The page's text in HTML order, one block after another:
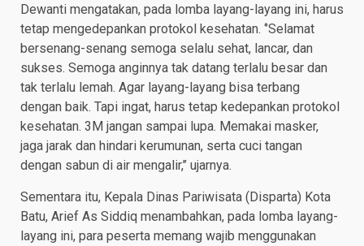
Dewanti mengatakan, pada lomba layang-layang ini, harus
tetap mengedepankan protokol kesehatan. ‘’Selamat
bersenang-senang semoga selalu sehat, lancar, dan
sukses. Semoga anginnya tak datang terlalu besar dan
tak terlalu lemah. Agar layang-layang bisa terbang
dengan baik. Tapi ingat, harus tetap kedepankan protokol
kesehatan. 3M jangan sampai lupa. Memakai masker,
jaga jarak dan hindari kerumunan, serta cuci tangan
dengan sabun di air mengalir,’’ ujarnya.
Sementara itu, Kepala Dinas Pariwisata (Disparta) Kota
Batu, Arief As Siddiq menambahkan, pada lomba layang-
layang ini, para peserta memang wajib menggunakan